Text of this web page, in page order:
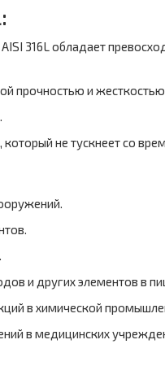
316L обладает
прочностью и
не тускнеет со
и других элементов в
в химической
в медицинских